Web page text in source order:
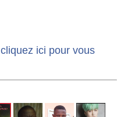
cliquez ici pour vous